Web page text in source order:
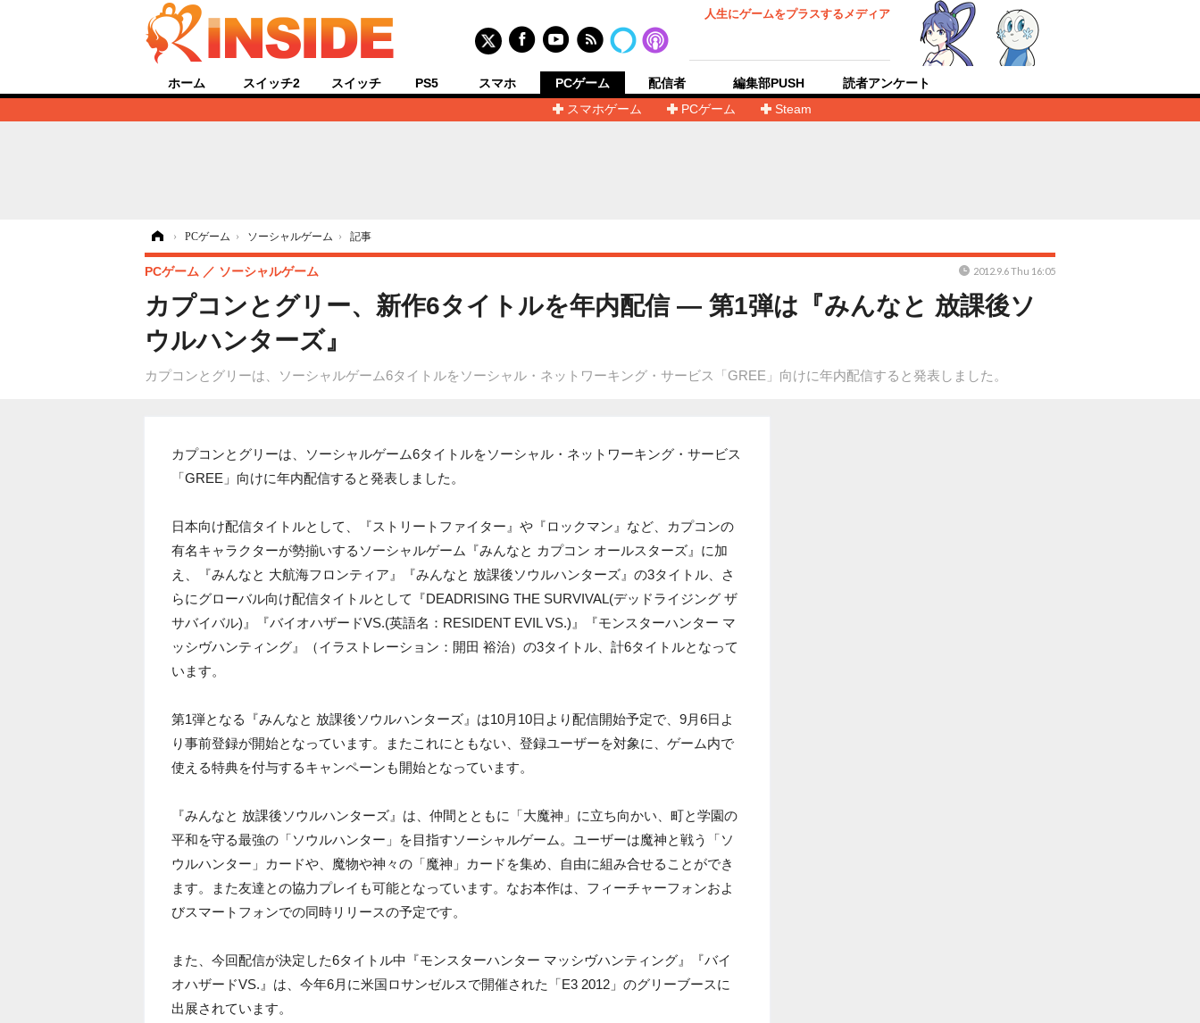
人生にゲームをプラスするメディア
ホーム スイッチ2 スイッチ PS5 スマホ
PCゲーム
スマホゲーム
PCゲーム Steam
配信者 編集部PUSH 読者アンケート
› PCゲーム › ソーシャルゲーム › 記事
カプコンとグリー、新作6タイトルを年内配信 ― 第1弾は『みんなと 放課後ソ
ウルハンターズ』
カプコンとグリーは、ソーシャルゲーム6タイトルをソーシャル・ネットワーキング・サービス「GREE」向けに年内配信すると発表しました。
PCゲーム ソーシャルゲーム 2012.9.6 Thu 16:05
カプコンとグリーは、ソーシャルゲーム6タイトルをソーシャル・ネットワーキング・サービス
「GREE」向けに年内配信すると発表しました。
日本向け配信タイトルとして、『ストリートファイター』や『ロックマン』など、カプコンの
有名キャラクターが勢揃いするソーシャルゲーム『みんなと カプコン オールスターズ』に加
え、『みんなと 大航海フロンティア』『みんなと 放課後ソウルハンターズ』の3タイトル、さ
らにグローバル向け配信タイトルとして『DEADRISING THE SURVIVAL(デッドライジング ザ
サバイバル)』『バイオハザードVS.(英語名：RESIDENT EVIL VS.)』『モンスターハンター マ
ッシヴハンティング』（イラストレーション：開田 裕治）の3タイトル、計6タイトルとなって
います。
第1弾となる『みんなと 放課後ソウルハンターズ』は10月10日より配信開始予定で、9月6日よ
り事前登録が開始となっています。またこれにともない、登録ユーザーを対象に、ゲーム内で
使える特典を付与するキャンペーンも開始となっています。
『みんなと 放課後ソウルハンターズ』は、仲間とともに「大魔神」に立ち向かい、町と学園の
平和を守る最強の「ソウルハンター」を目指すソーシャルゲーム。ユーザーは魔神と戦う「ソ
ウルハンター」カードや、魔物や神々の「魔神」カードを集め、自由に組み合せることができ
ます。また友達との協力プレイも可能となっています。なお本作は、フィーチャーフォンおよ
びスマートフォンでの同時リリースの予定です。
また、今回配信が決定した6タイトル中『モンスターハンター マッシヴハンティング』『バイ
オハザードVS.』は、今年6月に米国ロサンゼルスで開催された「E3 2012」のグリーブースに
出展されています。